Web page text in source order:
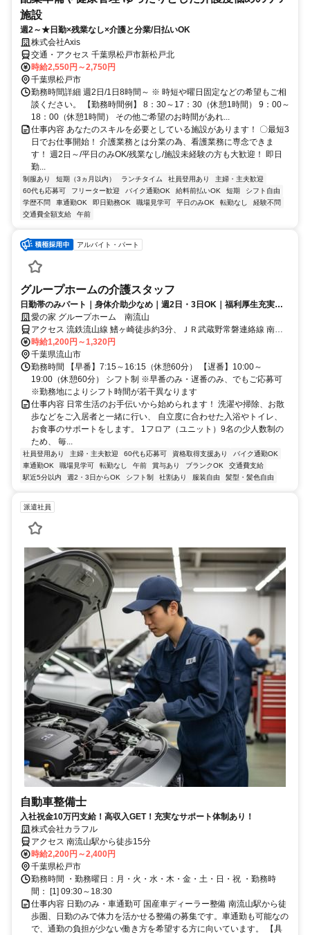
施設
週2～★日勤×残業なし×介護と分業/日払いOK
株式会社Axis
交通・アクセス 千葉県松戸市新松戸北
時給2,550円～2,750円
千葉県松戸市
勤務時間詳細 週2日/1日8時間～ ※ 時短や曜日固定などの希望もご相
談ください。 【勤務時間例】 8：30～17：30（休憩1時間） 9：00～
18：00（休憩1時間） その他ご希望のお時間があれ...
仕事内容 あなたのスキルを必要としている施設があります！ 〇最短3
日でお仕事開始！ 介護業務とは分業の為、看護業務に専念できま
す！ 週2日～/平日のみOK/残業なし/施設未経験の方も大歓迎！ 即日
勤...
制服あり 短期（3ヵ月以内） ランチタイム 社員登用あり
主婦・主夫歓迎
60代も応募可
フリーター歓迎 バイク通勤OK 給料前払いOK 短期
シフト自由
学歴不問
車通勤OK 即日勤務OK 職場見学可 平日のみOK 転勤なし
経験不問
交通費全額支給
午前
アルバイト・パート
グループホームの介護スタッフ
日勤帯のみパート｜身体介助少なめ｜週2日・3日OK｜福利厚生充実◎
｜認知症ケア
愛の家 グループホーム 南流山
アクセス 流鉄流山線 鰭ヶ崎徒歩約3分、ＪＲ武蔵野常磐連絡線 南流
山A2口徒歩約9分、つくばエクスプレス 南流山A2口徒歩約9分 流鉄流
山線「鰭ヶ崎駅」より徒歩3分
時給1,200円～1,320円
千葉県流山市
勤務時間 【早番】7:15～16:15（休憩60分） 【遅番】10:00～
19:00（休憩60分） シフト制 ※早番のみ・遅番のみ、でもご応募可
※勤務地によりシフト時間が若干異なります
仕事内容 日常生活のお手伝いから始められます！ 洗濯や掃除、お散
歩などをご入居者と一緒に行い、 自立度に合わせた入浴やトイレ、
お食事のサポートをします。 1フロア（ユニット）9名の少人数制の
ため、 毎...
社員登用あり 主婦・主夫歓迎 60代も応募可 資格取得支援あり
バイク通勤OK
車通勤OK
職場見学可 転勤なし 午前 賞与あり ブランクOK
交通費支給
駅近5分以内
週2・3日からOK シフト制 社割あり 服装自由 髪型・髪色自由
派遣社員
自動車整備士
入社祝金10万円支給！高収入GET！充実なサポート体制あり！
株式会社カラフル
アクセス 南流山駅から徒歩15分
時給2,200円～2,400円
千葉県松戸市
勤務時間 ・勤務曜日：月・火・水・木・金・土・日・祝 ・勤務時
間： [1] 09:30～18:30
仕事内容 日勤のみ・車通勤可 国産車ディーラー整備 南流山駅から徒
歩圏、日勤のみで体力を活かせる整備の募集です。車通勤も可能なの
で、通勤の負担が少ない働き方を希望する方に向いています。 【具